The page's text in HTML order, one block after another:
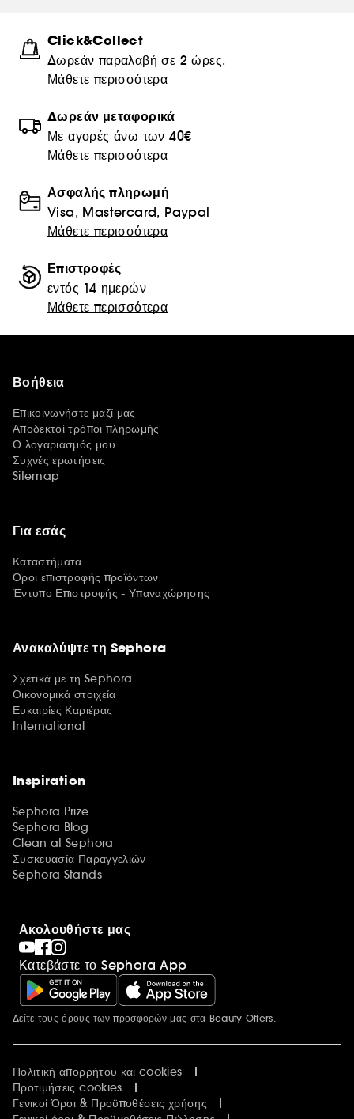
Click&Collect
Δωρεάν παραλαβή σε 2 ώρες.
Μάθετε περισσότερα
Δωρεάν μεταφορικά
Με αγορές άνω των 40€
Μάθετε περισσότερα
Ασφαλής πληρωμή
Visa, Mastercard, Paypal
Μάθετε περισσότερα
Επιστροφές
εντός 14 ημερών
Μάθετε περισσότερα
Βοήθεια
Επικοινωνήστε μαζί μας
Αποδεκτοί τρόποι πληρωμής
Ο λογαριασμός μου
Συχνές ερωτήσεις
Sitemap
Για εσάς
Καταστήματα
Όροι επιστροφής προϊόντων
Έντυπο Επιστροφής - Υπαναχώρησης
Ανακαλύψτε τη Sephora
Σχετικά με τη Sephora
Οικονομικά στοιχεία
Ευκαιρίες Καριέρας
International
Inspiration
Sephora Prize
Sephora Blog
Clean at Sephora
Συσκευασία Παραγγελιών
Sephora Stands
Ακολουθήστε μας
Κατεβάστε το Sephora App
Περισσότερες πληροφορίες
Δείτε τους όρους των προσφορών μας στα Beauty Offers.
Πολιτική απορρήτου και cookies
Προτιμήσεις cookies
Γενικοί Όροι & Προϋποθέσεις χρήσης